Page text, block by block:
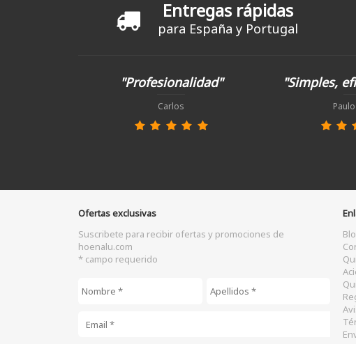
Entregas rápidas
para España y Portugal
"Profesionalidad"
Carlos
"Simples,
Ofertas exclusivas
Suscribete para recibir ofertas y promociones de
hoenalu.com
* campo requerido